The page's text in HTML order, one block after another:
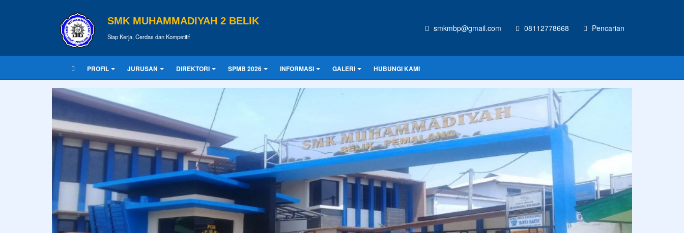
SMK MUHAMMADIYAH 2 BELIK
Siap Kerja, Cerdas dan Kompetitif
smkmbp@gmail.com 08112778668 Pencarian
PROFIL JURUSAN DIREKTORI SPMB 2026 INFORMASI GALERI HUBUNGI KAMI
CONTOH UKURAN
Pendidikan merupakan tiket untuk masa depan. Hari esok untuk orang-orang yang telah mempersiapkan dirinya hari ini. Anonim
Agama tanpa ilmu pengetahuan adalah buta. Dan ilmu pengetahuan tanpa agama adalah lumpuh. Anonim
Tulisan Terbaru
Praktek Kerja Lapangan
PKL (Praktik Kerja Lapangan) di SMK
adalah kegiatan pembelajaran wajib di luar sekolah
di dunia usaha/industri (IDUKA) untuk
mengaplikasikan teori, merasakan la